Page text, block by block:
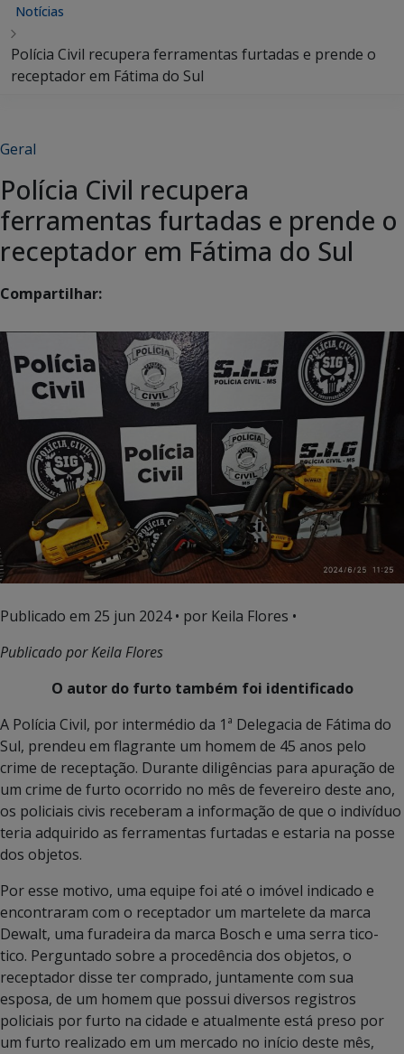
Notícias
Polícia Civil recupera ferramentas furtadas e prende o
receptador em Fátima do Sul
Geral
Polícia Civil recupera
ferramentas furtadas e prende o
receptador em Fátima do Sul
Compartilhar:
Publicado em 25 jun 2024• por Keila Flores •
Publicado por Keila Flores
O autor do furto também foi identificado
A Polícia Civil, por intermédio da 1ª Delegacia de Fátima do
Sul, prendeu em flagrante um homem de 45 anos pelo
crime de receptação. Durante diligências para apuração de
um crime de furto ocorrido no mês de fevereiro deste ano,
os policiais civis receberam a informação de que o indivíduo
teria adquirido as ferramentas furtadas e estaria na posse
dos objetos.
Por esse motivo, uma equipe foi até o imóvel indicado e
encontraram com o receptador um martelete da marca
Dewalt, uma furadeira da marca Bosch e uma serra tico-
tico. Perguntado sobre a procedência dos objetos, o
receptador disse ter comprado, juntamente com sua
esposa, de um homem que possui diversos registros
policiais por furto na cidade e atualmente está preso por
um furto realizado em um mercado no início deste mês,